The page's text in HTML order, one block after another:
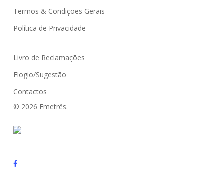
Termos & Condições Gerais
Política de Privacidade
Livro de Reclamações
Elogio/Sugestão
Contactos
© 2026 Emetrês.